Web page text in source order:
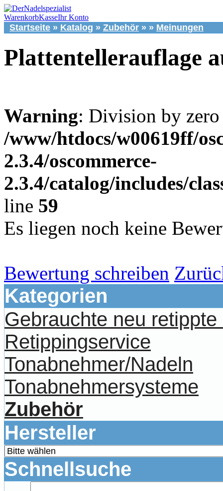
WarenkorbKasseIhr Konto
Startseite » Katalog » Zubehör » » Meinungen
Plattentellerauflage
Warning: Division by
/www/htdocs/w00619ff/
2.3.4/oscommerce-
2.3.4/catalog/includes/
line 59
Es liegen noch keine
Bewertung schreiben
Kategorien
Gebrauchte neu
Retippingservice
Tonabnehmer/Nadeln
Tonabnehmersysteme
Zubehör
Hersteller
Schnellsuche